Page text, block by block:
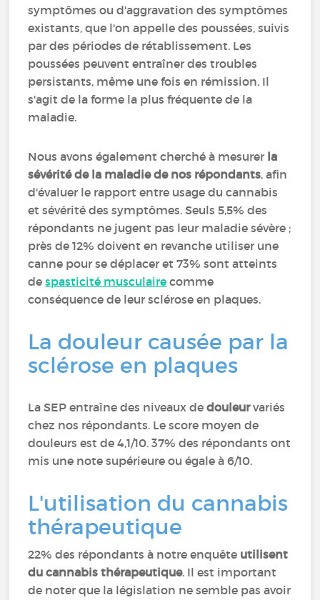
symptômes ou d'aggravation des symptômes
existants, que l'on appelle des poussées, suivis
par des périodes de rétablissement. Les
poussées peuvent entraîner des troubles
persistants, même une fois en rémission. Il
s'agit de la forme la plus fréquente de la
maladie.
Nous avons également cherché à mesurer la
sévérité de la maladie de nos répondants, afin
d'évaluer le rapport entre usage du cannabis
et sévérité des symptômes. Seuls 5,5% des
répondants ne jugent pas leur maladie sévère ;
près de 12% doivent en revanche utiliser une
canne pour se déplacer et 73% sont atteints
despasticité musculaire comme
conséquence de leur sclérose en plaques.
La douleur causée par la
sclérose en plaques
La SEP entraîne des niveaux dedouleurvariés
chez nos répondants. Le score moyen de
douleurs est de 4,1/10. 37% des répondants ont
mis une note supérieure ou égale à 6/10.
L'utilisation du cannabis
thérapeutique
22% des répondants à notre enquête utilisent
du cannabis thérapeutique. Il est important
de noter que la législation ne semble pas avoir